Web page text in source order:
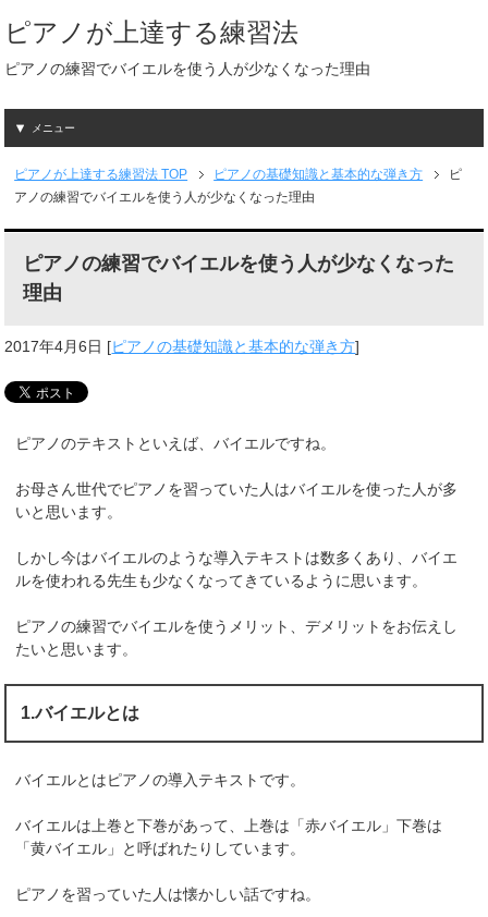
ピアノが上達する練習法
ピアノの練習でバイエルを使う人が少なくなった理由
メニュー
ピアノが上達する練習法 TOP ピアノの基礎知識と基本的な弾き方
ピ
アノの練習でバイエルを使う人が少なくなった理由
ピアノの練習でバイエルを使う人が少なくなった
理由
2017年4月6日 [ピアノの基礎知識と基本的な弾き方]
ピアノのテキストといえば、バイエルですね。
お母さん世代でピアノを習っていた人はバイエルを使った人が多
いと思います。
しかし今はバイエルのような導入テキストは数多くあり、バイエ
ルを使われる先生も少なくなってきているように思います。
ピアノの練習でバイエルを使うメリット、デメリットをお伝えし
たいと思います。
1.バイエルとは
バイエルとはピアノの導入テキストです。
バイエルは上巻と下巻があって、上巻は「赤バイエル」下巻は
「黄バイエル」と呼ばれたりしています。
ピアノを習っていた人は懐かしい話ですね。